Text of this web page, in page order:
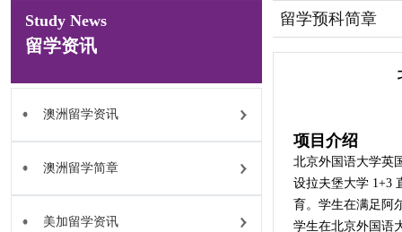
Study News
留学资讯
澳洲留学资讯
澳洲留学简章
美加留学资讯
留学预科简章
项目介绍
北京外国语大学英
设拉夫堡大学 1+3
育。学生在满足阿
学生在北京外国语